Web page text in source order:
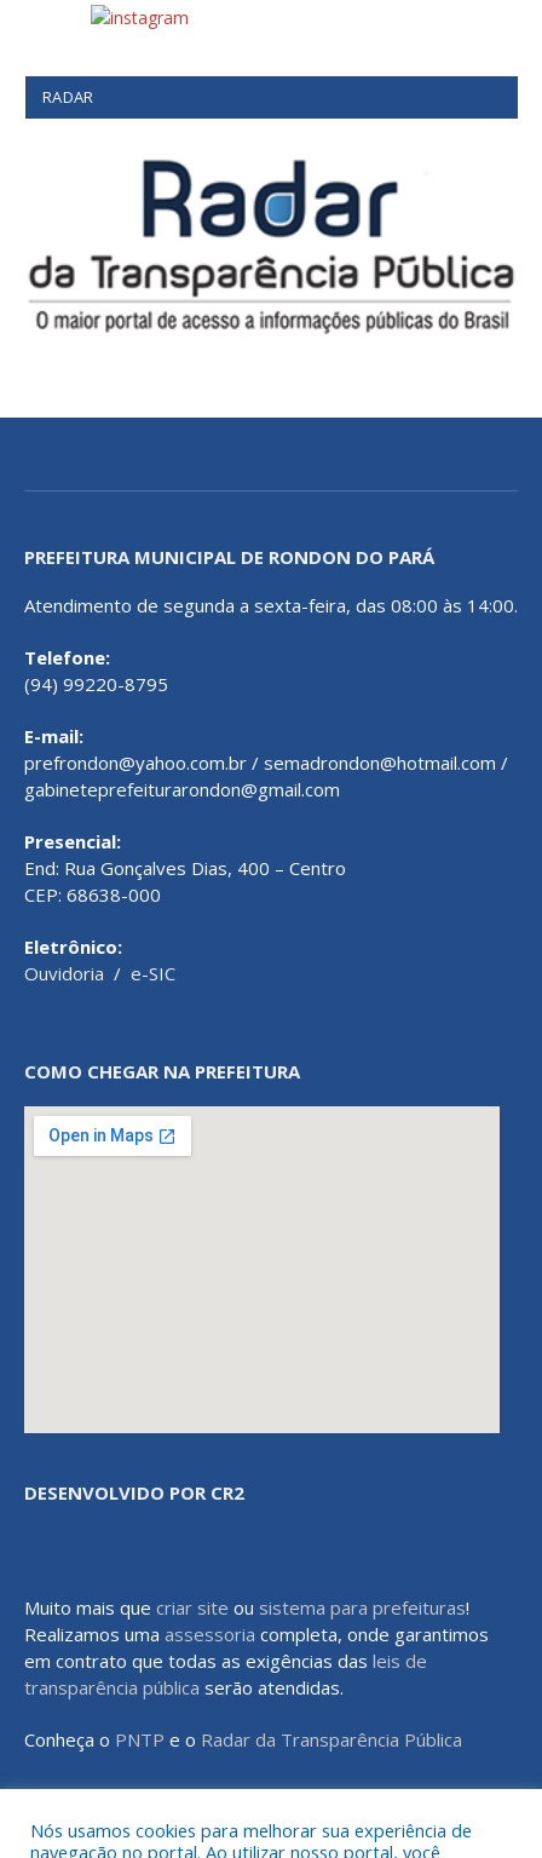
RADAR
PREFEITURA MUNICIPAL DE RONDON DO PARÁ
Atendimento de segunda a sexta-feira, das 08:00 às 14:00.
Telefone:
(94) 99220-8795
E-mail:
prefrondon@yahoo.com.br / semadrondon@hotmail.com /
gabineteprefeiturarondon@gmail.com
Presencial:
End: Rua Gonçalves Dias, 400 – Centro
CEP: 68638-000
Eletrônico:
Ouvidoria / e-SIC
COMO CHEGAR NA PREFEITURA
DESENVOLVIDO POR CR2
Muito mais que criar site ou sistema para prefeituras!
Realizamos uma assessoria completa, onde garantimos
em contrato que todas as exigências das leis de
transparência pública serão atendidas.
Conheça o PNTP e o Radar da Transparência Pública
Nós usamos cookies para melhorar sua experiência de
navegação no portal. Ao utilizar nosso portal, você